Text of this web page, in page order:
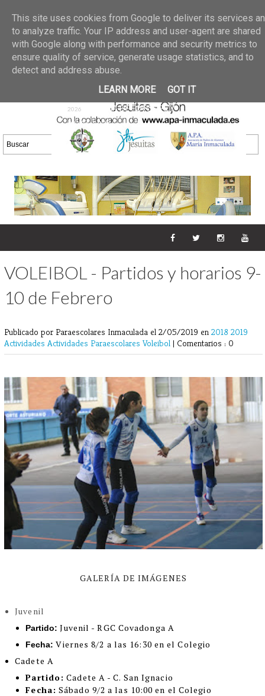
02 jun 2026
GALERIA DE FOTOS
30/05/2026
25 may 2026
GALERIA
DE FOTOS 23/05/2026
20 may
2026
GALERIA DE FOTOS
16/05/2026
DE FOTOS 09/05/2026
28 abr
2026
GALERIA DE FOTOS 25 Y
26/04/2026
VOLEIBOL - Partidos y horarios 9-
10 de Febrero
Publicado por Paraescolares Inmaculada el 2/05/2019 en 2018 2019
Actividades Actividades Paraescolares Voleibol | Comentarios : 0
GALERÍA DE IMÁGENES
Juvenil
Partido: Juvenil - RGC Covadonga A
Fecha: Viernes 8/2 a las 16:30 en el Colegio
Cadete A
Partido: Cadete A - C. San Ignacio
Fecha: Sábado 9/2 a las 10:00 en el Colegio
This site uses cookies from Google to deliver its services
to analyze traffic. Your IP address and user-agent are shared
with Google along with performance and security metrics to
ensure quality of service, generate usage statistics, and to
detect and address abuse.
LEARN MORE
GOT IT